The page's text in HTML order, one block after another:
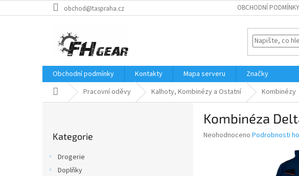
na
obchod@taspraha.cz OBCHODNÍ PODMÍNKY
Obchodní podmínky Kontakty Mapa serveru
Značky
Domů Pracovní oděvy Kalhoty, Kombinézy a Ostatní Kombinézy
kategorie
Kategorie
Drogerie
Doplňky
Kombinéza
Průměrné
Neohodnoceno Podrobnosti